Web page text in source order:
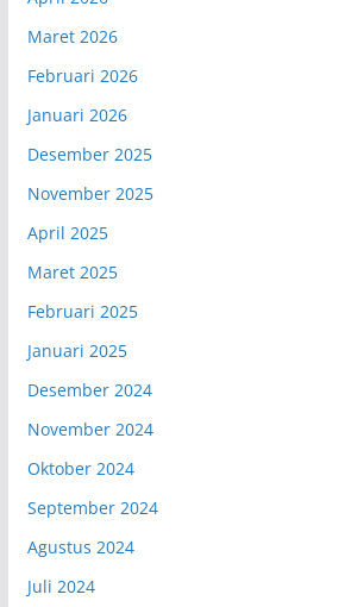
Maret 2026
Februari 2026
Januari 2026
Desember 2025
November 2025
April 2025
Maret 2025
Februari 2025
Januari 2025
Desember 2024
November 2024
Oktober 2024
September 2024
Agustus 2024
Juli 2024